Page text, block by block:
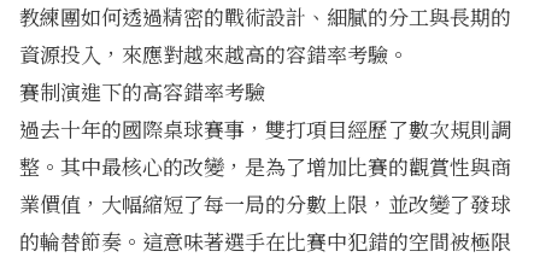
教練團如何透過精密的戰術設計、細膩的分工與長期的
資源投入，來應對越來越高的容錯率考驗。
賽制演進下的高容錯率考驗
過去十年的國際桌球賽事，雙打項目經歷了數次規則調
整。其中最核心的改變，是為了增加比賽的觀賞性與商
業價值，大幅縮短了每一局的分數上限，並改變了發球
的輪替節奏。這意味著選手在比賽中犯錯的空間被極限